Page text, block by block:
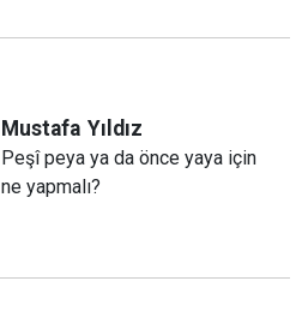
Mustafa Yıldız
Peşî peya ya da önce yaya için
ne yapmalı?